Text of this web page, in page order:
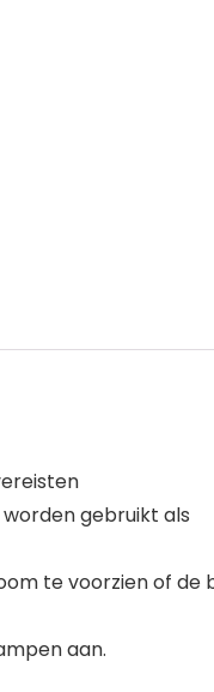
worden gebruikt als
te voorzien of de
aan.